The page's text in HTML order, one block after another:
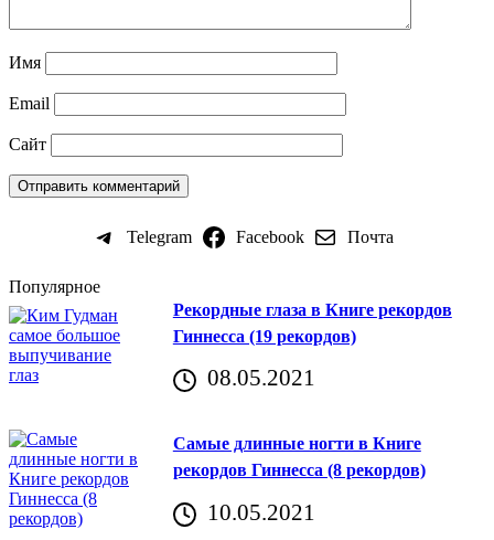
Имя
Email
Сайт
Telegram Facebook Почта
Популярное
Рекордные глаза в Книге рекордов
Гиннесса (19 рекордов)
08.05.2021
Самые длинные ногти в Книге
рекордов Гиннесса (8 рекордов)
10.05.2021